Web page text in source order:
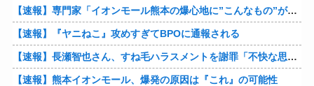
【速報】専門家「イオンモール熊本の爆心地に”こんなもの”があったんだけど…」
【速報】『ヤニねこ』攻めすぎてBPOに通報される
【速報】長瀬智也さん、すね毛ハラスメントを謝罪「不快な思いをさせて申し訳ありませんでした」
【速報】熊本イオンモール、爆発の原因は『これ』の可能性